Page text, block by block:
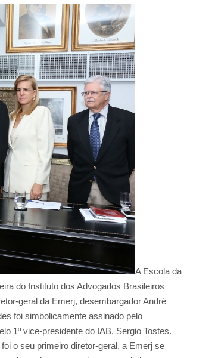
A Escola da
do Instituto dos Advogados Brasileiros
geral da Emerj, desembargador André
foi simbolicamente assinado pelo
1º vice-presidente do IAB, Sergio Tostes.
o seu primeiro diretor-geral, a Emerj se